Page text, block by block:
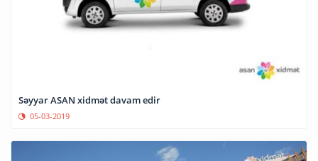
Səyyar ASAN xidmət davam edir
05-03-2019